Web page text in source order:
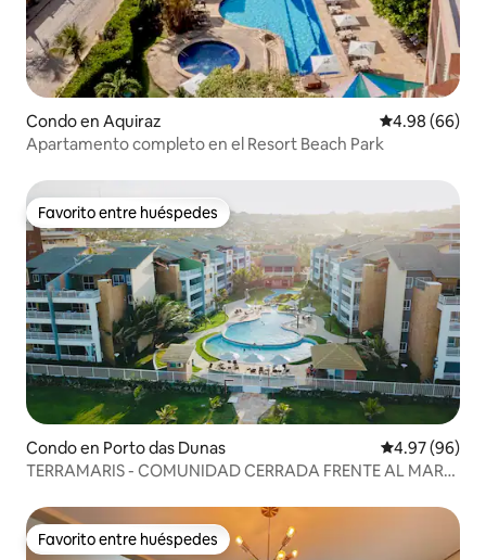
Condo en Aquiraz Calificación
4.98 (66)
Apartamento completo en el Resort Beach Park
Favorito entre huéspedes
Favorito entre huéspedes
Condo en Porto das Dunas Calificación
4.97 (96)
TERRAMARIS - COMUNIDAD CERRADA FRENTE AL MAR
Favorito entre huéspedes
Favorito entre huéspedes